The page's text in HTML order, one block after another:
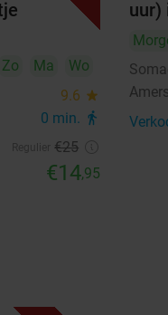
Zo Ma
Wo
9.6 star
0 min. directions_walk
€25
€14,95
uur)